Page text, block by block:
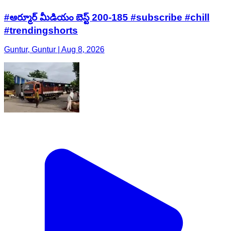
#ఆర్మూర్ మీడియం బెస్ట్ 200-185 #subscribe #chill
#trendingshorts
Guntur, Guntur | Aug 8, 2026